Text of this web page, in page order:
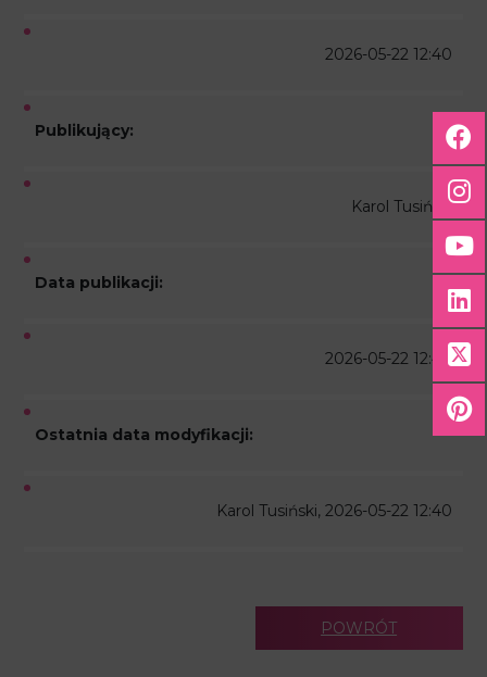
2026-05-22 12:40
Publikujący:
Karol Tusiński
Data publikacji:
2026-05-22 12:40
Ostatnia data modyfikacji:
Karol Tusiński, 2026-05-22 12:40
POWRÓT